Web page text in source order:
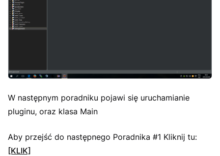
W następnym poradniku pojawi się uruchamianie
pluginu, oraz klasa Main
Aby przejść do następnego Poradnika #1 Kliknij tu:
[KLIK]